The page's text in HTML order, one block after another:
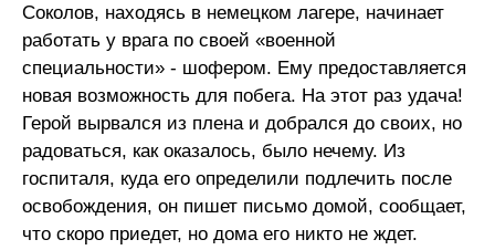
Соколов, находясь в немецком лагере, начинает
работать у врага по своей «военной
специальности» - шофером. Ему предоставляется
новая возможность для побега. На этот раз удача!
Герой вырвался из плена и добрался до своих, но
радоваться, как оказалось, было нечему. Из
госпиталя, куда его определили подлечить после
освобождения, он пишет письмо домой, сообщает,
что скоро приедет, но дома его никто не ждет.